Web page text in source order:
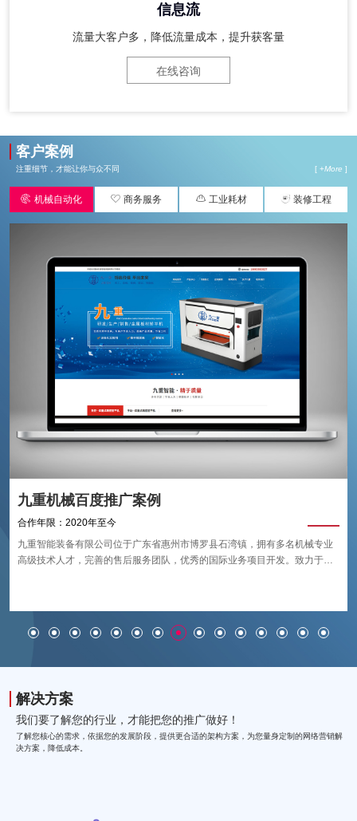
信息流
流量大客户多，降低流量成本，提升获客量
在线咨询
客户案例
注重细节，才能让你与众不同 [ +More ]
 机械自动化  商务服务  工业耗材  装修工程
九重机械百度推广案例
合作年限：2020年至今
九重智能装备有限公司位于广东省惠州市博罗县石湾镇，拥有多名机械专业
高级技术人才，完善的售后服务团队，优秀的国际业务项目开发。致力于四
解决方案
我们要了解您的行业，才能把您的推广做好！
了解您核心的需求，依据您的发展阶段，提供更合适的架构方案，为您量身定制的网络营销解
决方案，降低成本。